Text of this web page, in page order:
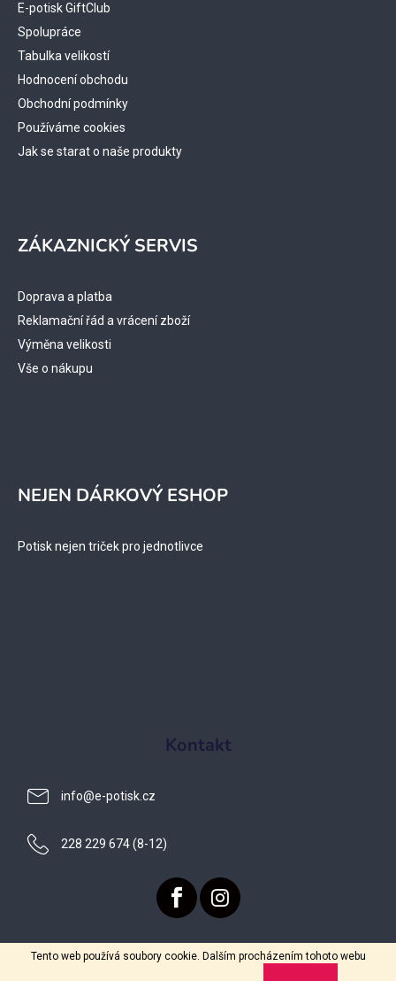
Tento web používá soubory cookie. Dalším procházením tohoto webu
E-potisk GiftClub
Spolupráce
Tabulka velikostí
Hodnocení obchodu
Obchodní podmínky
Používáme cookies
Jak se starat o naše produkty
ZÁKAZNICKÝ SERVIS
Doprava a platba
Reklamační řád a vrácení zboží
Výměna velikosti
Vše o nákupu
NEJEN DÁRKOVÝ ESHOP
Potisk nejen triček pro jednotlivce
Kontakt
info@e-potisk.cz
228 229 674 (8-12)